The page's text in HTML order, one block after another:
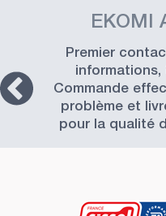
EKOMI
Premier
informations,
Commande
problème et
pour la qualité